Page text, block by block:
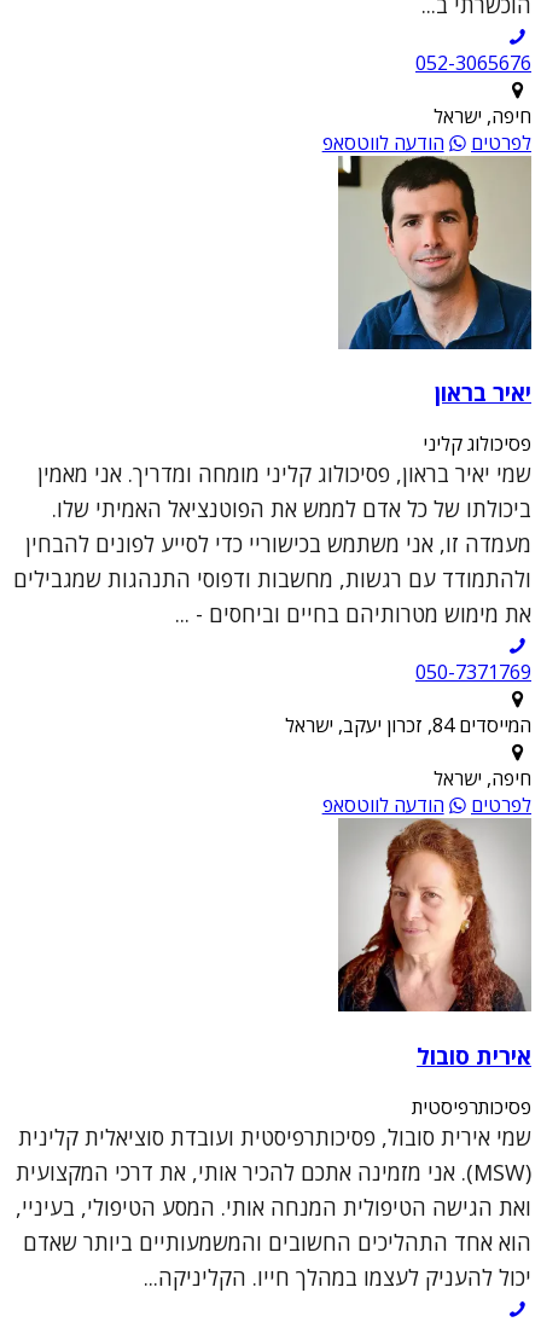
052-3065676
חיפה, ישראל
לפרטים
הודעה לווטסאפ
יאיר בראון
פסיכולוג קליני
שמי יאיר בראון, פסיכולוג קליני מומחה ומדריך. אני מאמין
ביכולתו של כל אדם לממש את הפוטנציאל האמיתי שלו.
מעמדה זו, אני משתמש בכישוריי כדי לסייע לפונים להבחין
ולהתמודד עם רגשות, מחשבות ודפוסי התנהגות שמגבילים
את מימוש מטרותיהם בחיים וביחסים - ...
050-7371769
המייסדים 84, זכרון יעקב, ישראל
חיפה, ישראל
לפרטים
הודעה לווטסאפ
אירית סובול
פסיכותרפיסטית
שמי אירית סובול, פסיכותרפיסטית ועובדת סוציאלית קלינית
(MSW). אני מזמינה אתכם להכיר אותי, את דרכי המקצועית
ואת הגישה הטיפולית המנחה אותי. המסע הטיפולי, בעיניי,
הוא אחד התהליכים החשובים והמשמעותיים ביותר שאדם
יכול להעניק לעצמו במהלך חייו. הקליניקה...